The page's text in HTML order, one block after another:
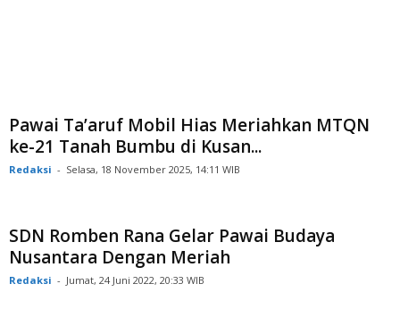
Pawai Ta’aruf Mobil Hias Meriahkan MTQN
ke-21 Tanah Bumbu di Kusan...
Redaksi - Selasa, 18 November 2025, 14:11 WIB
SDN Romben Rana Gelar Pawai Budaya
Nusantara Dengan Meriah
Redaksi - Jumat, 24 Juni 2022, 20:33 WIB